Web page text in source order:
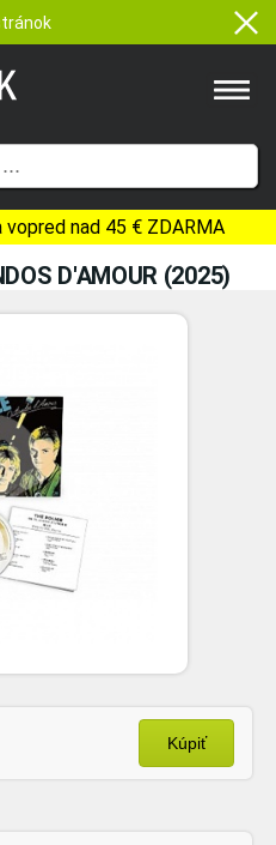
nad 45 € ZDARMA
D'AMOUR (2025)
Kúpiť